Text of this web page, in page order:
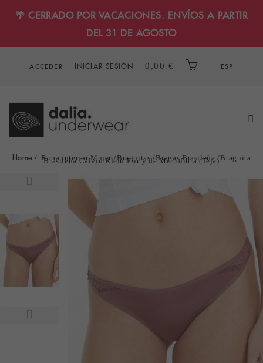
🌴 CERRADO POR VACACIONES. ENVÍOS A PARTIR
DEL 31 DE AGOSTO
ACCEDER INICIAR SESIÓN 0,00 € ESP
Home Ropa interior Mujer Braguitas Bragas Brasileña Braguita
Brasileña Calvin Klein Flirty de Microfibra (Teja)